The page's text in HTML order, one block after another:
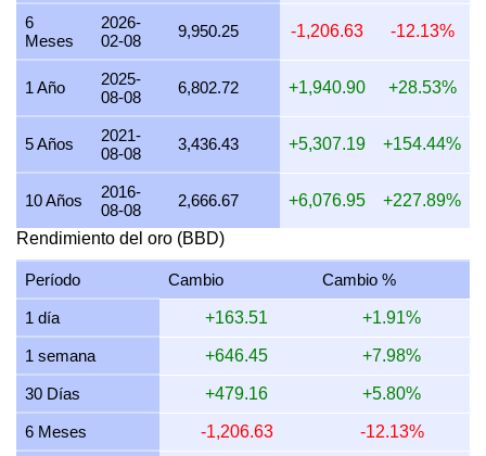
21 julio 2026 8,130.08 109.00 152.91 196.04
20 julio 2026 8,000.00 107.25
19 julio 2026
18 julio 2026 8,032.13 107.68 151.07 193.67
17 julio 2026 8,032.13 107.68
16 julio 2026
15 julio 2026 8,130.08 109.00 152.91 196.04
14 julio 2026 8,130.08
13 julio 2026 8,000.00
12 julio 2026 8,230.45
11 julio 2026 8,230.45
10 julio 2026 8,196.72
6
Meses
2026-
02-08
9,950.25 -1,206.63 -12.13%
1 Año
2025-
08-08
6,802.72 +1,940.90 +28.53%
5 Años
2021-
08-08
3,436.43 +5,307.19 +154.44%
10 Años
2016-
08-08
2,666.67 +6,076.95 +227.89%
Rendimiento del oro (BBD)
Período Cambio Cambio %
1 día +163.51 +1.91%
1 semana +646.45 +7.98%
30 Días +479.16 +5.80%
6 Meses -1,206.63 -12.13%